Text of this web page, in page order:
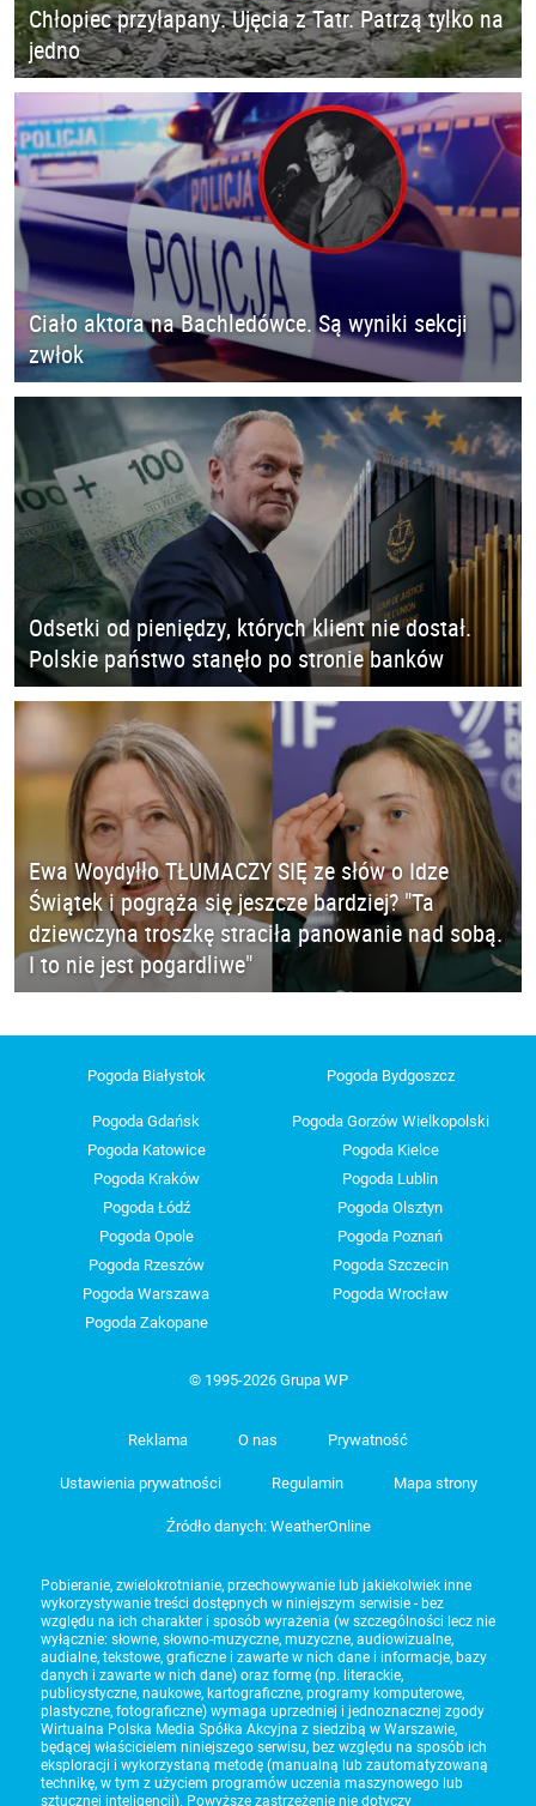
Chłopiec przyłapany. Ujęcia z Tatr. Patrzą tylko na
jedno
Ciało aktora na Bachledówce. Są wyniki sekcji
zwłok
Odsetki od pieniędzy, których klient nie dostał.
Polskie państwo stanęło po stronie banków
Ewa Woydyłło TŁUMACZY SIĘ ze słów o Idze
Świątek i pogrąża się jeszcze bardziej? "Ta
dziewczyna troszkę straciła panowanie nad sobą.
I to nie jest pogardliwe"
Pogoda Białystok Pogoda Bydgoszcz
Pogoda Gdańsk
Pogoda Gorzów Wielkopolski
Pogoda Katowice
Pogoda Kielce
Pogoda Kraków
Pogoda Lublin
Pogoda Łódź
Pogoda Olsztyn
Pogoda Opole
Pogoda Poznań
Pogoda Rzeszów
Pogoda Szczecin
Pogoda Warszawa
Pogoda Wrocław
Pogoda Zakopane
© 1995-2026 Grupa WP
Reklama O nas Prywatność
Ustawienia prywatności Regulamin Mapa strony
Źródło danych: WeatherOnline
Pobieranie, zwielokrotnianie, przechowywanie lub jakiekolwiek inne
wykorzystywanie treści dostępnych w niniejszym serwisie - bez
względu na ich charakter i sposób wyrażenia (w szczególności lecz nie
wyłącznie: słowne, słowno-muzyczne, muzyczne, audiowizualne,
audialne, tekstowe, graficzne i zawarte w nich dane i informacje, bazy
danych i zawarte w nich dane) oraz formę (np. literackie,
publicystyczne, naukowe, kartograficzne, programy komputerowe,
plastyczne, fotograficzne) wymaga uprzedniej i jednoznacznej zgody
Wirtualna Polska Media Spółka Akcyjna z siedzibą w Warszawie,
będącej właścicielem niniejszego serwisu, bez względu na sposób ich
eksploracji i wykorzystaną metodę (manualną lub zautomatyzowaną
technikę, w tym z użyciem programów uczenia maszynowego lub
sztucznej inteligencji). Powyższe zastrzeżenie nie dotyczy